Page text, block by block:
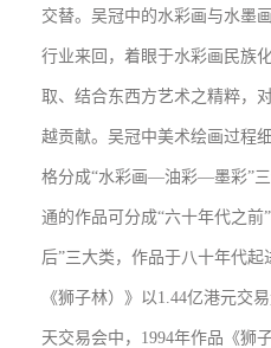
交替。吴冠中的水彩画与水墨
行业来回，着眼于水彩画民族
取、结合东西方艺术之精粹，
越贡献。吴冠中美术绘画过程
格分成“水彩画—油彩—墨彩”
通的作品可分成“六十年代之前
后”三大类，作品于八十年代
《狮子林）》以1.44亿港元交
天交易会中，1994年作品《狮